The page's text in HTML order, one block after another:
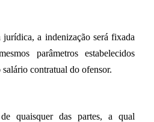
a indenização será fixada
parâmetros estabelecidos
contratual do ofensor.
quaisquer das partes, a qual